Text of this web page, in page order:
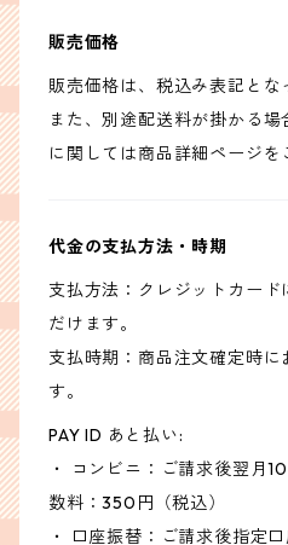
販売価格
販売価格は、税込み表記とな
また、別途配送料が掛かる
に関しては商品詳細ページを
代金の支払方法・時期
支払方法：クレジットカード
だけます。
支払時期：商品注文確定時に
す。
PAY ID あと払い:
・ コンビニ：ご請求後翌月
数料：350円（税込）
・ 口座振替：ご請求後指定